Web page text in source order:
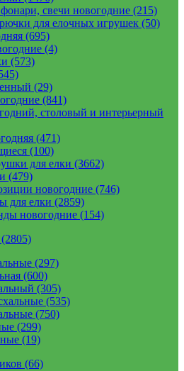
свечи новогодние (215)
для елочных игрушек (50)
(695)
(4)
(573)
(29)
(841)
столовый и интерьерный
(471)
(100)
для елки (3662)
(479)
новогодние (746)
для елки (2859)
новогодние (154)
(297)
(600)
(305)
(535)
(750)
(299)
(19)
(66)